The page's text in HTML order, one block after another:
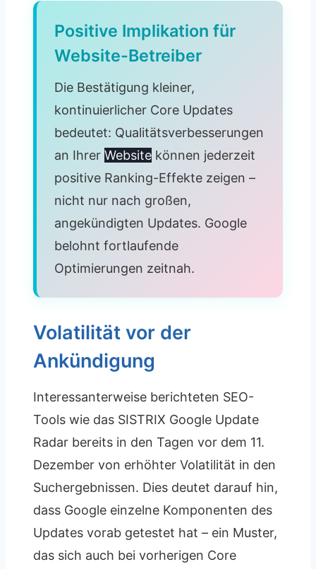
Positive Implikation für
Website-Betreiber
Die Bestätigung kleiner,
kontinuierlicher Core Updates
bedeutet: Qualitätsverbesserungen
an Ihrer Website können jederzeit
positive Ranking-Effekte zeigen –
nicht nur nach großen,
angekündigten Updates. Google
belohnt fortlaufende
Optimierungen zeitnah.
Volatilität vor der
Ankündigung
Interessanterweise berichteten SEO-
Tools wie das SISTRIX Google Update
Radar bereits in den Tagen vor dem 11.
Dezember von erhöhter Volatilität in den
Suchergebnissen. Dies deutet darauf hin,
dass Google einzelne Komponenten des
Updates vorab getestet hat – ein Muster,
das sich auch bei vorherigen Core